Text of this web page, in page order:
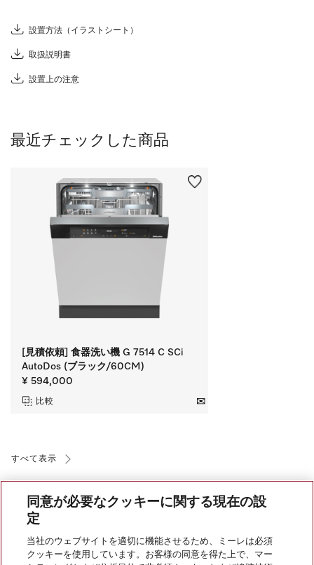
設置方法（イラストシート）
取扱説明書
設置上の注意
最近チェックした商品
[見積依頼] 食器洗い機 G 7514 C SCi
AutoDos (ブラック/60CM)
¥ 594,000
比較
すべて表示
同意が必要なクッキーに関する現在の設
定
当社のウェブサイトを適切に機能させるため、ミーレは必須
クッキーを使用しています。お客様の同意を得た上で、マー